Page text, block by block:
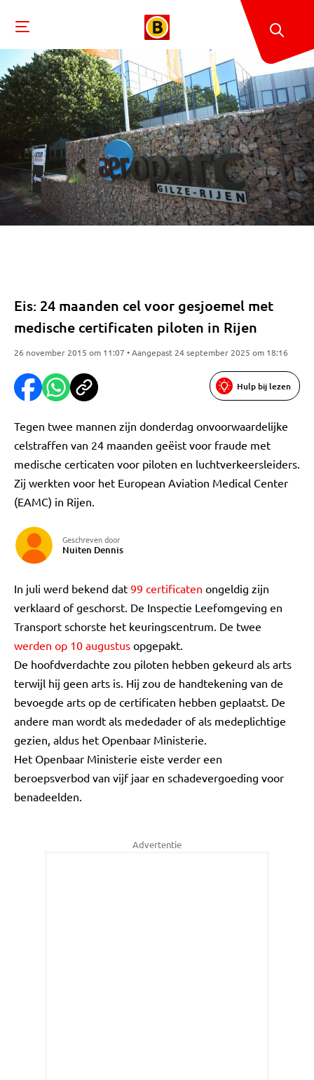
Eis: 24 maanden cel voor gesjoemel met
medische certificaten piloten in Rijen
26 november 2015 om 11:07 • Aangepast 24 september 2025 om 18:16
Hulp bij lezen
Tegen twee mannen zijn donderdag onvoorwaardelijke
celstraffen van 24 maanden geëist voor fraude met
medische certicaten voor piloten en luchtverkeersleiders.
Zij werkten voor het European Aviation Medical Center
(EAMC) in Rijen.
Geschreven door
Nuiten Dennis
In juli werd bekend dat 99 certificaten ongeldig zijn
verklaard of geschorst. De Inspectie Leefomgeving en
Transport schorste het keuringscentrum. De twee
werden op 10 augustus opgepakt.
De hoofdverdachte zou piloten hebben gekeurd als arts
terwijl hij geen arts is. Hij zou de handtekening van de
bevoegde arts op de certificaten hebben geplaatst. De
andere man wordt als mededader of als medeplichtige
gezien, aldus het Openbaar Ministerie.
Het Openbaar Ministerie eiste verder een
beroepsverbod van vijf jaar en schadevergoeding voor
benadeelden.
Advertentie